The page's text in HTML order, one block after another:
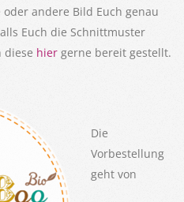
andere Bild Euch genau
Euch die Schnittmuster
diese hier gerne bereit gestellt.
Die
Vorbestellung
geht von